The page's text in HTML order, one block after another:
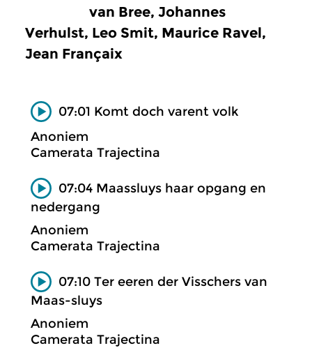
van Bree, Johannes
Verhulst, Leo Smit, Maurice Ravel,
Jean Françaix
07:01 Komt doch varent volk
Anoniem
Camerata Trajectina
07:04 Maassluys haar opgang en
nedergang
Anoniem
Camerata Trajectina
07:10 Ter eeren der Visschers van
Maas-sluys
Anoniem
Camerata Trajectina